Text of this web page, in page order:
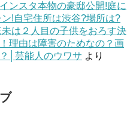
ンスタ本物の豪邸公開!庭に
!自宅住所は渋谷?場所は?
は２人目の子供をおろす決
理由は障害のためなの？画
│芸能人のウワサ より